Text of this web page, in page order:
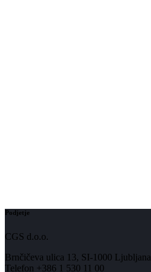
Podjetje
CGS d.o.o.
Brnčičeva ulica 13, SI-1000 Ljubljana
Telefon +386 1 530 11 00